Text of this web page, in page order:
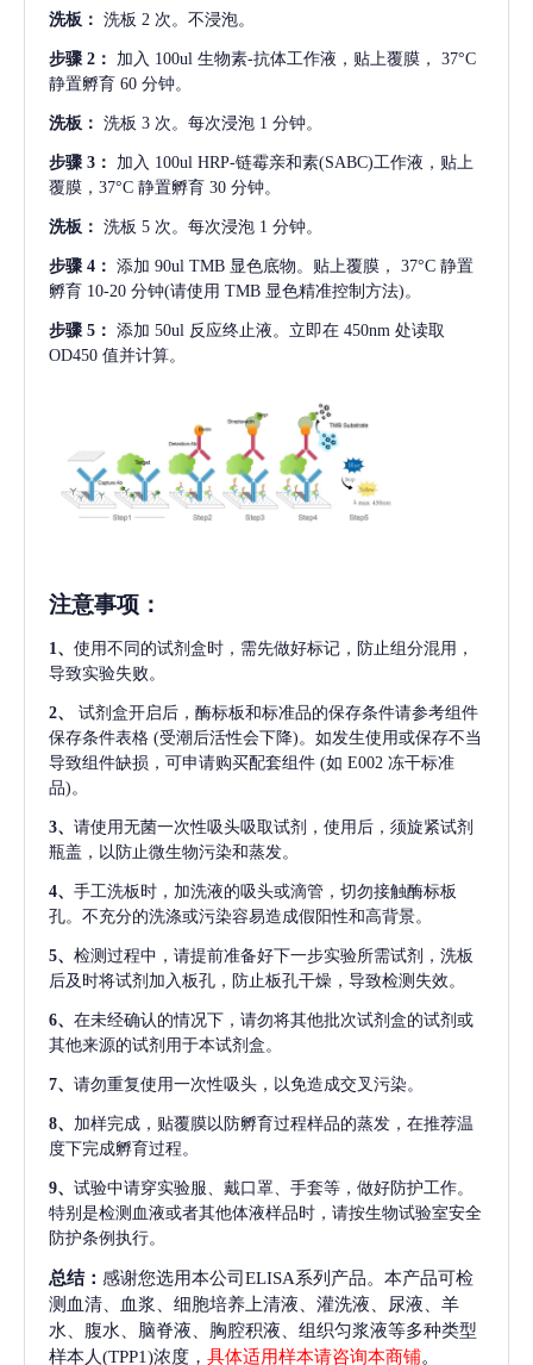
洗板： 洗板 2 次。不浸泡。
步骤 2： 加入 100ul 生物素-抗体工作液，贴上覆膜， 37°C
静置孵育 60 分钟。
洗板： 洗板 3 次。每次浸泡 1 分钟。
步骤 3： 加入 100ul HRP-链霉亲和素(SABC)工作液，贴上
覆膜，37°C 静置孵育 30 分钟。
洗板： 洗板 5 次。每次浸泡 1 分钟。
步骤 4： 添加 90ul TMB 显色底物。贴上覆膜， 37°C 静置
孵育 10-20 分钟(请使用 TMB 显色精准控制方法)。
步骤 5： 添加 50ul 反应终止液。立即在 450nm 处读取
OD450 值并计算。
注意事项 ：
1、 使用不同的试剂盒时，需先做好标记，防止组分混用，
导致实验失败。
2、
试剂盒开启后，酶标板和标准品的保存条件请参考组件
保存条件表格 (受潮后活性会下降)。如发生使用或保存不当
导致组件缺损，可申请购买配套组件 (如 E002 冻干标准
品)。
3、 请使用无菌一次性吸头吸取试剂，使用后，须旋紧试剂
瓶盖，以防止微生物污染和蒸发。
4、 手工洗板时，加洗液的吸头或滴管，切勿接触酶标板
孔。不充分的洗涤或污染容易造成假阳性和高背景。
5、 检测过程中，请提前准备好下一步实验所需试剂，洗板
后及时将试剂加入板孔，防止板孔干燥，导致检测失效。
6、 在未经确认的情况下，请勿将其他批次试剂盒的试剂或
其他来源的试剂用于本试剂盒。
7、 请勿重复使用一次性吸头，以免造成交叉污染。
8、 加样完成，贴覆膜以防孵育过程样品的蒸发，在推荐温
度下完成孵育过程。
9、 试验中请穿实验服、戴口罩、手套等，做好防护工作。
特别是检测血液或者其他体液样品时，请按生物试验室安全
防护条例执行。
总结： 感谢您选用本公司ELISA系列产品。本产品可检
测血清、血浆、细胞培养上清液、灌洗液、尿液、羊
水、腹水、脑脊液、胸腔积液、组织匀浆液等多种类型
样本人(TPP1)浓度， 具体适用样本请咨询本商铺。